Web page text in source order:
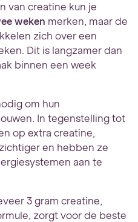
van creatine kun je
weken merken, maar de
zich over een
Dit is langzamer dan
binnen een week
om hun
In tegenstelling tot
op extra creatine,
en hebben ze
aan te
3 gram creatine,
zorgt voor de beste